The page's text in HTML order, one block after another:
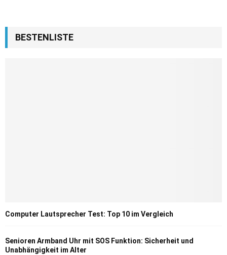
BESTENLISTE
Computer Lautsprecher Test: Top 10 im Vergleich
Senioren Armband Uhr mit SOS Funktion: Sicherheit und
Unabhängigkeit im Alter